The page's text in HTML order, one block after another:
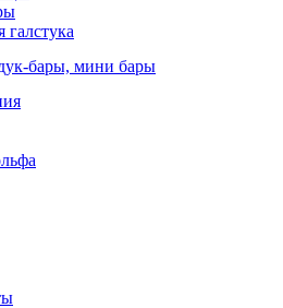
бары, мини бары